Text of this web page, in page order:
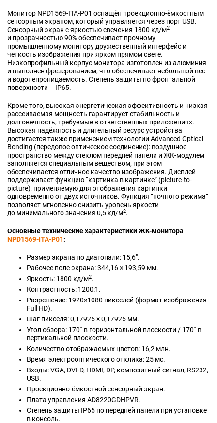
Монитор NPD1569-ITA-P01 оснащён проекционно-ёмкостным
сенсорным экраном, который управляется через порт USB.
Сенсорный экран c яркостью свечения 1800 кд/м2
и прозрачностью 90% обеспечивает прочному
промышленному монитору дружественный интерфейс и
четкость изображения при ярком прямом свете.
Низкопрофильный корпус монитора изготовлен из алюминия
и выполнен фрезерованием, что обеспечивает небольшой вес
и водонепроницаемость. Степень защиты по фронтальной
поверхности – IP65.
Кроме того, высокая энергетическая эффективность и низкая
рассеиваемая мощность гарантирует стабильность и
долговечность, требуемые в ответственных приложениях.
Высокая надёжность и длительный ресурс устройства
достигается также применением технологии Advanced Optical
Bonding (передовое оптическое соединение): воздушное
пространство между стеклом передней панели и ЖК-модулем
заполняется специальным веществом, при этом
обеспечивается отличное качество изображения. Дисплей
поддерживает функцию “картинка в картинке” (picture-to-
picture), применяемую для отображения картинки
одновременно от двух источников. Функция “ночного режима”
позволяет мгновенно снизить уровень яркости
до минимального значения 0,5 кд/м2.
Основные технические характеристики ЖК-монитора
NPD1569-ITA-P01:
Размер экрана по диагонали: 15,6".
Рабочее поле экрана: 344,16 × 193,59 мм.
Яркость: 1800 кд/м2.
Контрастность: 1200:1.
Разрешение: 1920×1080 пикселей (формат изображения
Full HD).
Шаг пикселя: 0,17925 × 0,17925 мм.
Угол обзора: 170˚ в горизонтальной плоскости / 170˚ в
вертикальной плоскости.
Количество отображаемых цветов: 16,2 млн.
Время электрооптического отклика: 25 мс.
Входы: VGA, DVI-D, HDMI, DP, композитный сигнал, RS232,
USB.
Проекционно-ёмкостной сенсорный экран.
Плата управления AD8220GDHPVR.
Степень защиты IP65 по передней панели при установке
в консоль.